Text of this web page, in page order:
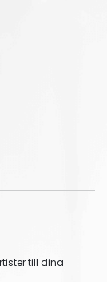
till dina